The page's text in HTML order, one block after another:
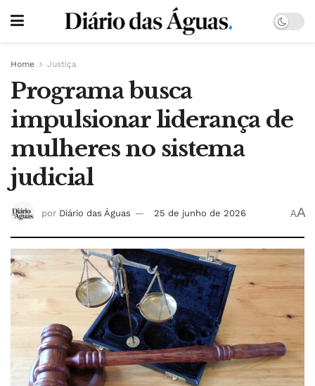
Home Justiça
Programa busca
impulsionar liderança de
mulheres no sistema
judicial
por Diário das Águas 25 de junho de 2026 AA